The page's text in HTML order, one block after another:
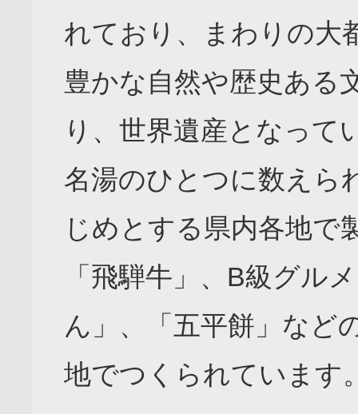
れており、まわりの大
豊かな自然や歴史ある
り、世界遺産となって
名湯のひとつに数えら
じめとする県内各地で
「飛騨牛」、B級グル
ん」、「五平餅」など
地でつくられています